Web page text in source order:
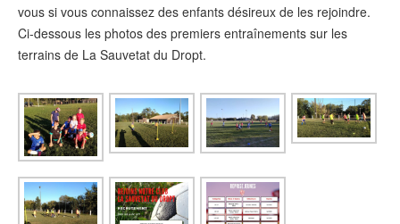
vous si vous connaissez des enfants désireux de les rejoindre.
Ci-dessous les photos des premiers entraînements sur les
terrains de La Sauvetat du Dropt.